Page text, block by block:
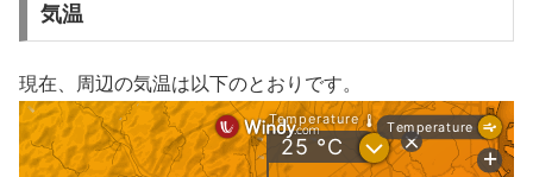
気温
現在、周辺の気温は以下のとおりです。